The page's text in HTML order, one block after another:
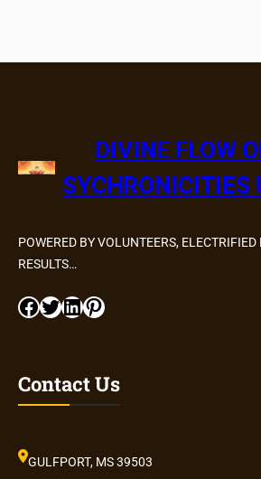
DIVINE FLOW
SYCHRONICITIES
POWERED BY VOLUNTEERS,
RESULTS…
Facebook Twitter LinkedIn Pinterest
Contact Us
GULFPORT, MS 39503